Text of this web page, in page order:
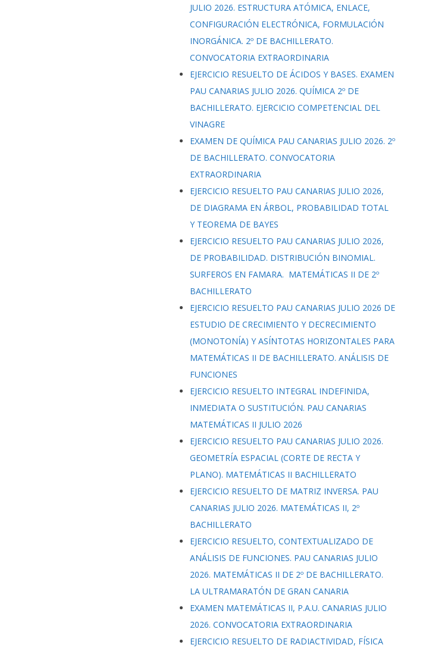
JULIO 2026. ESTRUCTURA ATÓMICA, ENLACE,
CONFIGURACIÓN ELECTRÓNICA, FORMULACIÓN
INORGÁNICA. 2º DE BACHILLERATO.
CONVOCATORIA EXTRAORDINARIA
EJERCICIO RESUELTO DE ÁCIDOS Y BASES. EXAMEN
PAU CANARIAS JULIO 2026. QUÍMICA 2º DE
BACHILLERATO. EJERCICIO COMPETENCIAL DEL
VINAGRE
EXAMEN DE QUÍMICA PAU CANARIAS JULIO 2026. 2º
DE BACHILLERATO. CONVOCATORIA
EXTRAORDINARIA
EJERCICIO RESUELTO PAU CANARIAS JULIO 2026,
DE DIAGRAMA EN ÁRBOL, PROBABILIDAD TOTAL
Y TEOREMA DE BAYES
EJERCICIO RESUELTO PAU CANARIAS JULIO 2026,
DE PROBABILIDAD. DISTRIBUCIÓN BINOMIAL.
SURFEROS EN FAMARA. MATEMÁTICAS II DE 2º
BACHILLERATO
EJERCICIO RESUELTO PAU CANARIAS JULIO 2026 DE
ESTUDIO DE CRECIMIENTO Y DECRECIMIENTO
(MONOTONÍA) Y ASÍNTOTAS HORIZONTALES PARA
MATEMÁTICAS II DE BACHILLERATO. ANÁLISIS DE
FUNCIONES
EJERCICIO RESUELTO INTEGRAL INDEFINIDA,
INMEDIATA O SUSTITUCIÓN. PAU CANARIAS
MATEMÁTICAS II JULIO 2026
EJERCICIO RESUELTO PAU CANARIAS JULIO 2026.
GEOMETRÍA ESPACIAL (CORTE DE RECTA Y
PLANO). MATEMÁTICAS II BACHILLERATO
EJERCICIO RESUELTO DE MATRIZ INVERSA. PAU
CANARIAS JULIO 2026. MATEMÁTICAS II, 2º
BACHILLERATO
EJERCICIO RESUELTO, CONTEXTUALIZADO DE
ANÁLISIS DE FUNCIONES. PAU CANARIAS JULIO
2026. MATEMÁTICAS II DE 2º DE BACHILLERATO.
LA ULTRAMARATÓN DE GRAN CANARIA
EXAMEN MATEMÁTICAS II, P.A.U. CANARIAS JULIO
2026. CONVOCATORIA EXTRAORDINARIA
EJERCICIO RESUELTO DE RADIACTIVIDAD, FÍSICA